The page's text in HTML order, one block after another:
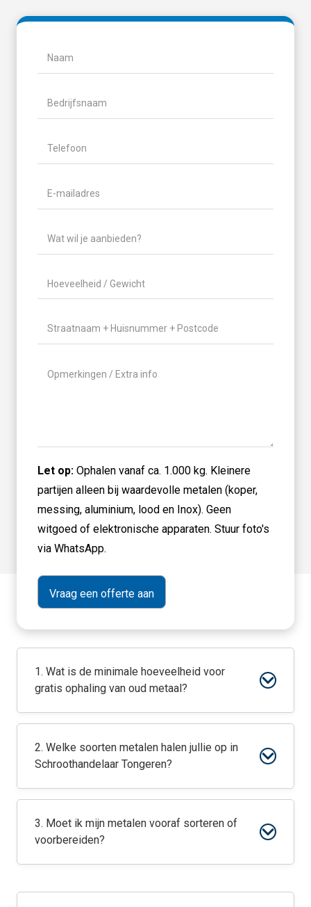
Naam
Bedrijfsnaam
Telefoon
mailadres(Vereist)
Wat
wil
aanbieden?
Hoeveelheid
/
Locatie(Vereist)
Geen
Let op: Ophalen vanaf ca. 1.000 kg. Kleinere
partijen alleen bij waardevolle metalen (koper,
messing, aluminium, lood en Inox). Geen
witgoed of elektronische apparaten. Stuur foto's
via WhatsApp.
1. Wat is de minimale hoeveelheid voor
gratis ophaling van oud metaal?
2. Welke soorten metalen halen jullie op in
Schroothandelaar Tongeren?
3. Moet ik mijn metalen vooraf sorteren of
voorbereiden?